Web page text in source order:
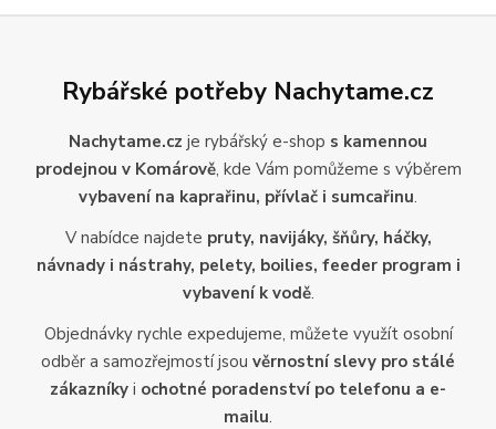
Rybářské potřeby Nachytame.cz
Nachytame.cz je rybářský e-shop s kamennou
prodejnou v Komárově, kde Vám pomůžeme s výběrem
vybavení na kaprařinu, přívlač i sumcařinu.
V nabídce najdete pruty, navijáky, šňůry, háčky,
návnady i nástrahy, pelety, boilies, feeder program i
vybavení k vodě.
Objednávky rychle expedujeme, můžete využít osobní
odběr a samozřejmostí jsou věrnostní slevy pro stálé
zákazníky i ochotné poradenství po telefonu a e-
mailu.